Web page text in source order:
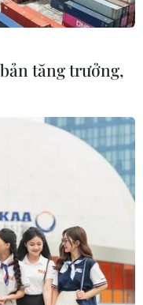
ba bài học
gia giàu có và
tăng trưởng,